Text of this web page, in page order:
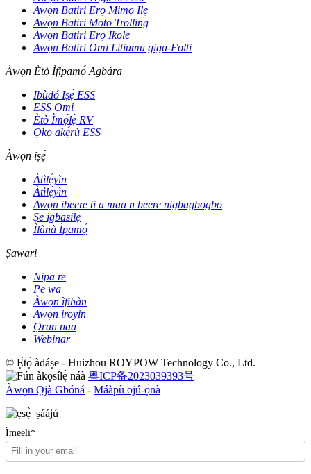
Awọn Batiri Ẹrọ Mimọ Ilẹ
Awọn Batiri Moto Trolling
Awọn Batiri Ẹrọ Ikole
Awọn Batiri Omi Litiumu giga-Folti
Àwọn Ètò Ìfipamọ́ Agbára
Ibùdó Iṣẹ́ ESS
ESS Omi
Ètò Ìmọ́lẹ̀ RV
Ọkọ akẹ́rù ESS
Àwọn iṣẹ́
Àtìlẹ́yìn
Àtìlẹ́yìn
Awọn ibeere ti a maa n beere nigbagbogbo
Ṣe igbasilẹ
Ìlànà Ìpamọ́
Ṣawari
Nipa re
Pe wa
Àwọn ìfihàn
Awọn iroyin
Ọran naa
Webinar
© Ẹ̀tọ́ àdáṣe - Huizhou ROYPOW Technology Co., Ltd.
粤ICP备2023039393号
Àwọn Ọjà Gbóná - Máàpù ojú-ọ̀nà
Ìmeeli*